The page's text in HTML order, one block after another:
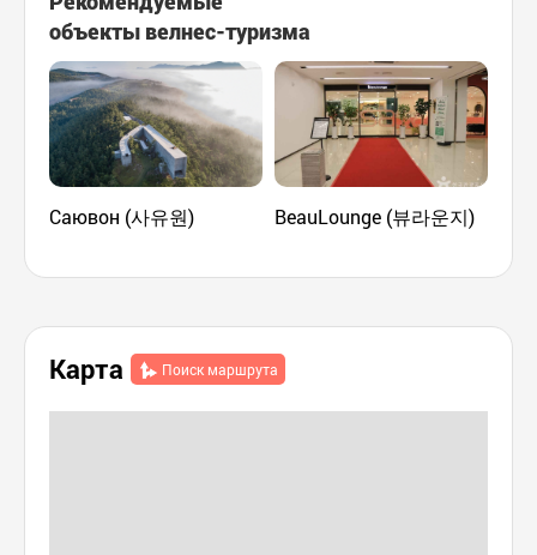
объекты велнес-туризма
Саювон (사유원) BeauLounge (뷰라운지)
(
Карта Поиск маршрута